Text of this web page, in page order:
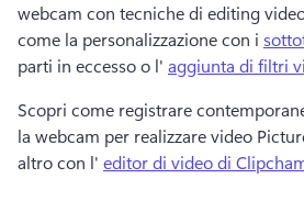
webcam con tecniche di editing
come la personalizzazione con i
parti in eccesso o l' aggiunta di filtri
Scopri come registrare
la webcam per realizzare video
altro con l' editor di video di